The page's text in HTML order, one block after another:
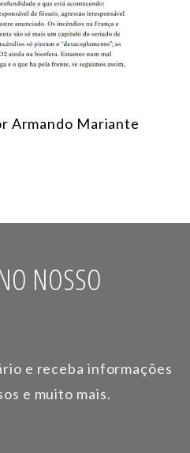
Armando Mariante
NOSSO
e receba informações
e muito mais.